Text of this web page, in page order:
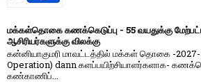
மக்கள்தொகை கணக்கெடுப்பு - 55 வயதுக்கு
ஆசிரியர்களுக்கு விலக்கு
கன்னியாகுமரி மாவட்டத்தில் மக்கள் தொகை -
Operation) dann களப்பயிற்சியாளர்களாக-
கண்காணிப்...